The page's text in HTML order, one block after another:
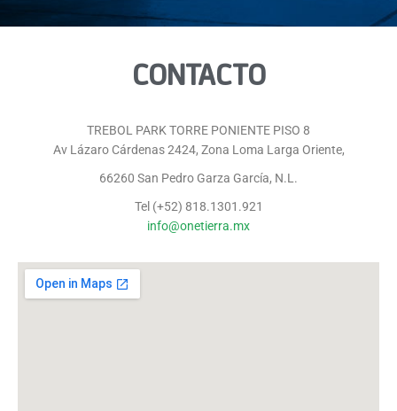
CONTACTO
TREBOL PARK TORRE PONIENTE PISO 8
Av Lázaro Cárdenas 2424, Zona Loma Larga Oriente,
66260 San Pedro Garza García, N.L.
Tel (+52) 818.1301.921
info@onetierra.mx